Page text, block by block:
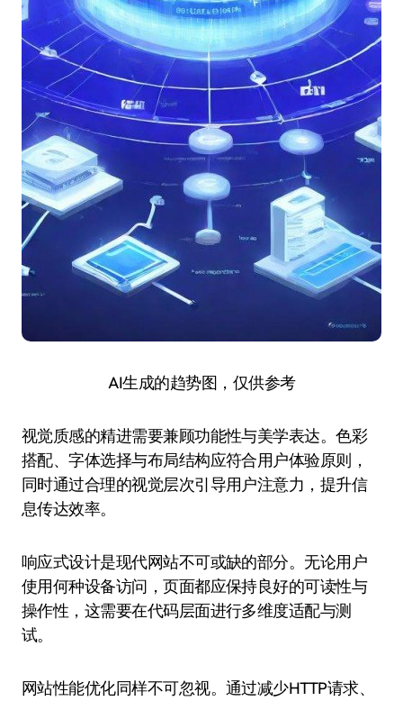
AI生成的趋势图，仅供参考
视觉质感的精进需要兼顾功能性与美学表达。色彩
搭配、字体选择与布局结构应符合用户体验原则，
同时通过合理的视觉层次引导用户注意力，提升信
息传达效率。
响应式设计是现代网站不可或缺的部分。无论用户
使用何种设备访问，页面都应保持良好的可读性与
操作性，这需要在代码层面进行多维度适配与测
试。
网站性能优化同样不可忽视。通过减少HTTP请求、